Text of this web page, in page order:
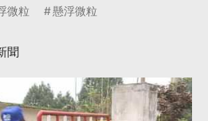
微粒 懸浮微粒
聞